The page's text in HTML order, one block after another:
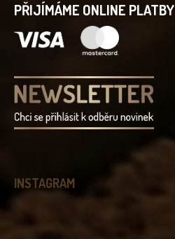
PŘIJÍMÁME ONLINE PLATBY
INSTAGRAM